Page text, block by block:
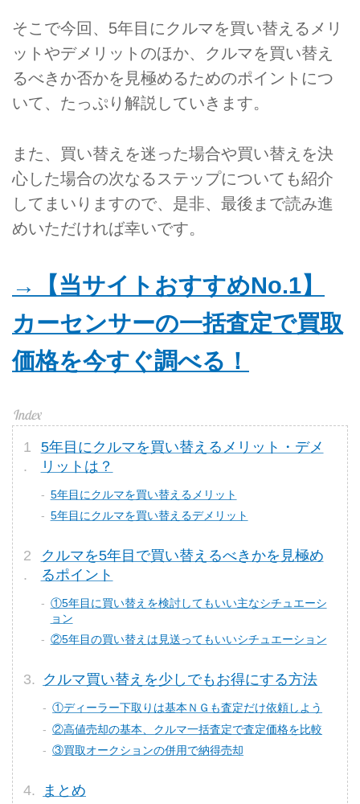
そこで今回、5年目にクルマを買い替えるメリ
ットやデメリットのほか、クルマを買い替え
るべきか否かを見極めるためのポイントにつ
いて、たっぷり解説していきます。
また、買い替えを迷った場合や買い替えを決
心した場合の次なるステップについても紹介
してまいりますので、是非、最後まで読み進
めいただければ幸いです。
→【当サイトおすすめNo.1】
カーセンサーの一括査定で買取
価格を今すぐ調べる！
5年目にクルマを買い替えるメリット・デメ
リットは？
5年目にクルマを買い替えるメリット
5年目にクルマを買い替えるデメリット
クルマを5年目で買い替えるべきかを見極め
るポイント
①5年目に買い替えを検討してもいい主なシチュエーシ
ョン
②5年目の買い替えは見送ってもいいシチュエーション
クルマ買い替えを少しでもお得にする方法
①ディーラー下取りは基本ＮＧも査定だけ依頼しよう
②高値売却の基本、クルマ一括査定で査定価格を比較
③買取オークションの併用で納得売却
まとめ